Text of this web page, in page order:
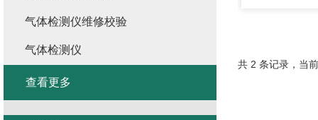
共 2 条记录，当
气体检测仪维修校验
气体检测仪
查看更多